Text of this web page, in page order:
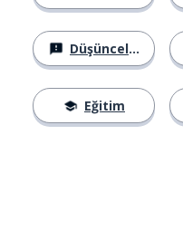
Düşünceler
Eğitim